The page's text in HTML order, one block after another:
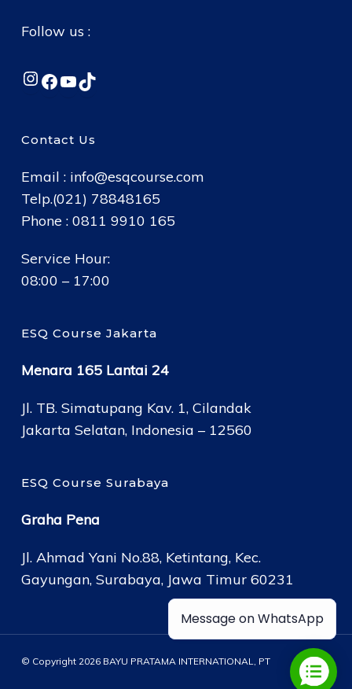
Follow us :
Instagram
Facebook
YouTube
TikTok
Contact Us
Email : info@esqcourse.com
Telp.(021) 78848165
Phone : 0811 9910 165
Service Hour:
08:00 – 17:00
ESQ Course Jakarta
Menara 165 Lantai 24
Jl. TB. Simatupang Kav. 1, Cilandak
Jakarta Selatan, Indonesia – 12560
ESQ Course Surabaya
Graha Pena
Jl. Ahmad Yani No.88, Ketintang, Kec.
Gayungan, Surabaya, Jawa Timur 60231
© Copyright 2026 BAYU PRATAMA INTERNATIONAL, PT
Message on WhatsApp